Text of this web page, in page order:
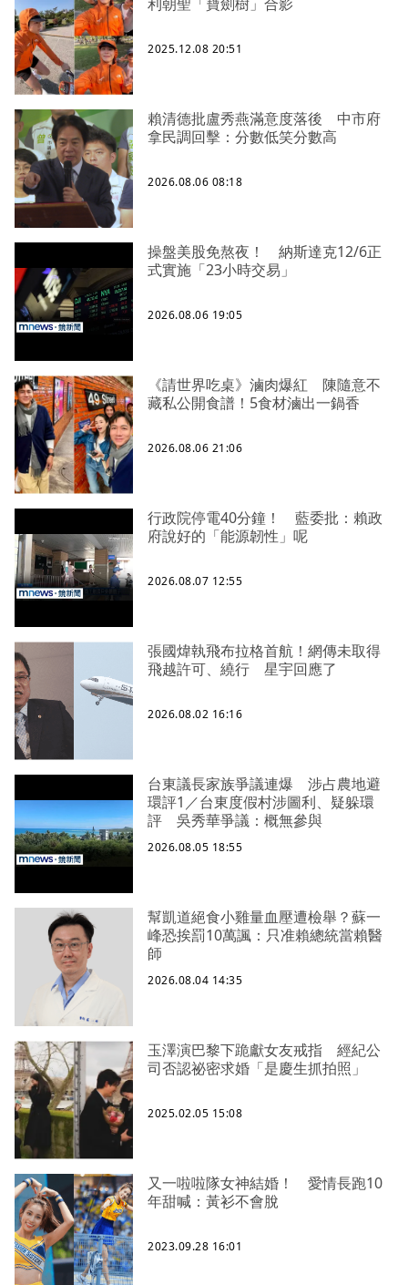
2025.12.08 20:51
賴清德批盧秀燕滿意度落後 中市府
拿民調回擊：分數低笑分數高
2026.08.06 08:18
操盤美股免熬夜！ 納斯達克12/6正
式實施「23小時交易」
2026.08.06 19:05
《請世界吃桌》滷肉爆紅 陳隨意不
藏私公開食譜！5食材滷出一鍋香
2026.08.06 21:06
行政院停電40分鐘！ 藍委批：賴政
府說好的「能源韌性」呢
2026.08.07 12:55
張國煒執飛布拉格首航！網傳未取得
飛越許可、繞行 星宇回應了
2026.08.02 16:16
台東議長家族爭議連爆 涉占農地避
環評1／台東度假村涉圖利、疑躲環
評 吳秀華爭議：概無參與
2026.08.05 18:55
幫凱道絕食小雞量血壓遭檢舉？蘇一
峰恐挨罰10萬諷：只准賴總統當賴醫
師
2026.08.04 14:35
玉澤演巴黎下跪獻女友戒指 經紀公
司否認祕密求婚「是慶生抓拍照」
2025.02.05 15:08
又一啦啦隊女神結婚！ 愛情長跑10
年甜喊：黃衫不會脫
2023.09.28 16:01